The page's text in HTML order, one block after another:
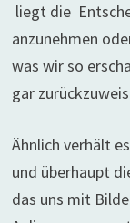
liegt die
anzunehmen
was wir so
gar
Ähnlich verhält
und überhaupt
das uns mit